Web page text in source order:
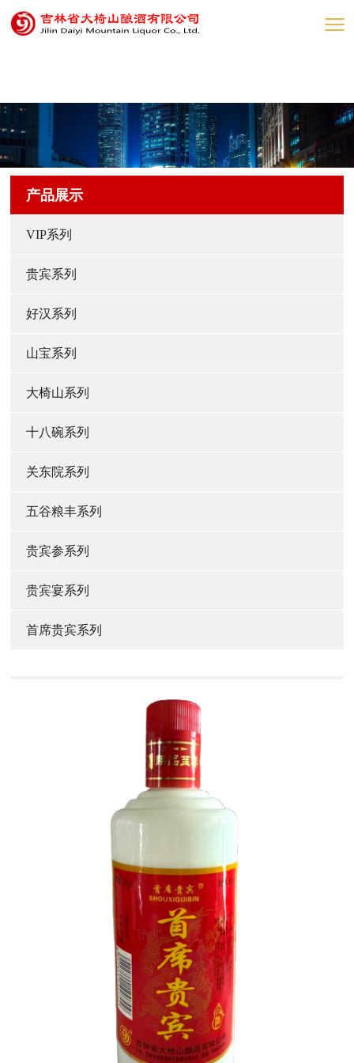
网赌网站
产品展示
VIP系列
贵宾系列
好汉系列
山宝系列
大椅山系列
十八碗系列
关东院系列
五谷粮丰系列
贵宾参系列
贵宾宴系列
首席贵宾系列